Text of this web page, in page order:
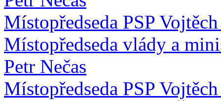
Místopředseda PSP
Místopředseda vlády a
Petr Nečas
Místopředseda PSP